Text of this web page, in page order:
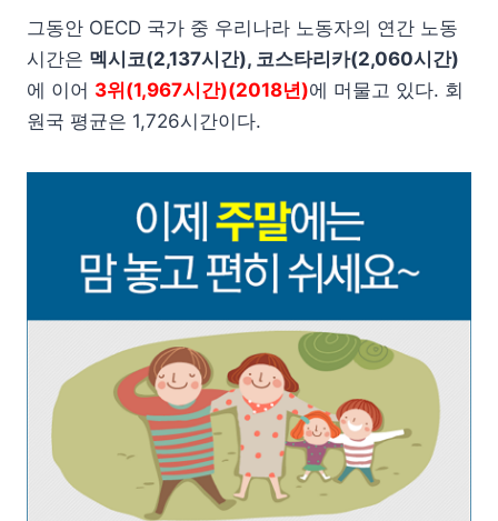
그동안 OECD 국가 중 우리나라 노동자의 연간 노동
시간은 멕시코(2,137시간), 코스타리카(2,060시간)
에 이어 3위(1,967시간)(2018년)에 머물고 있다. 회
원국 평균은 1,726시간이다.